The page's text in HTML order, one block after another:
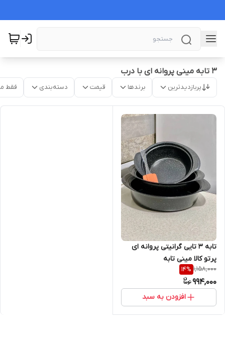
۳ تابه مینی پروانه ای با درب
پربازدیدترین برندها قیمت دسته‌بندی فقط
تابه ۳ تایی گرانیتی پروانه ای
پرتو کالا مینی تابه
1,158,000
14%
994,000
افزودن به سبد